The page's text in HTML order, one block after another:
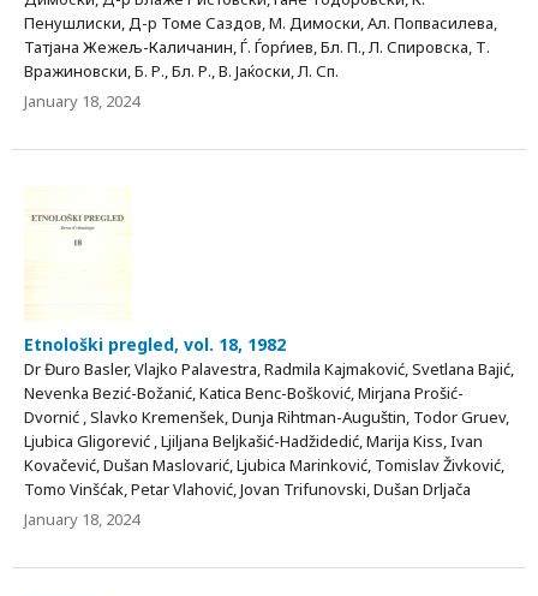
Пенушлиски, Д-р Томе Саздов, М. Димоски, Ал. Попвасилева,
Татјана Жежељ-Каличанин, Ѓ. Ѓорѓиев, Бл. П., Л. Спировска, Т.
Вражиновски, Б. Р., Бл. Р., В. Јаќоски, Л. Сп.
January 18, 2024
Etnološki pregled, vol. 18, 1982
Dr Đuro Basler, Vlajko Palavestra, Radmila Kajmaković, Svetlana Bajić,
Nevenka Bezić-Božanić, Katica Benc-Bošković, Mirjana Prošić-
Dvornić , Slavko Kremenšek, Dunja Rihtman-Auguštin, Todor Gruev,
Ljubica Gligorević , Ljiljana Beljkašić-Hadžidedić, Marija Kiss, Ivan
Kovačević, Dušan Maslovarić, Ljubica Marinković, Tomislav Živković,
Tomo Vinšćak, Petar Vlahović, Jovan Trifunovski, Dušan Drljača
January 18, 2024